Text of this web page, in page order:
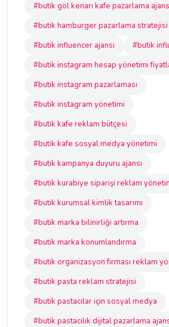
#butik göl kenarı kafe pazarlama
#butik hamburger pazarlama stratejisi
#butik influencer ajansı
#butik
#butik instagram hesap yönetimi
#butik instagram pazarlaması
#butik instagram yönetimi
#butik kafe reklam bütçesi
#butik kafe sosyal medya yönetimi
#butik kampanya duyuru ajansı
#butik kurabiye siparişi reklam
#butik kurumsal kimlik tasarımı
#butik marka bilinirliği artırma
#butik marka konumlandırma
#butik organizasyon firması reklam
#butik pasta reklam stratejisi
#butik pastacılar için sosyal medya
#butik pastacılık dijital pazarlama